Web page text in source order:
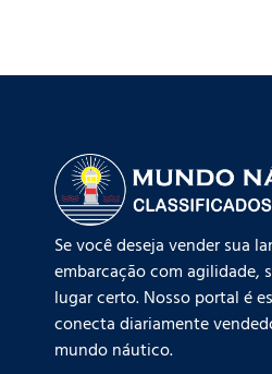
Se você deseja vender sua
embarcação com agilidade,
lugar certo. Nosso portal é
conecta diariamente
mundo náutico.